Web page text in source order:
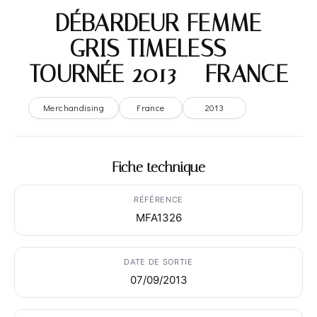
DÉBARDEUR FEMME
GRIS TIMELESS –
TOURNÉE 2013 – FRANCE
Merchandising France 2013
Fiche technique
RÉFÉRENCE
MFA1326
DATE DE SORTIE
07/09/2013